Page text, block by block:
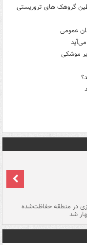
موشکی
در منطقه حفاظت‌شده
شد